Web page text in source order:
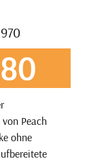
Peach
ohne